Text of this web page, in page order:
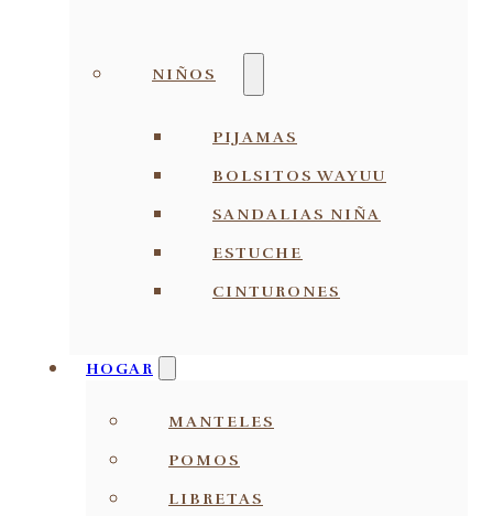
NIÑOS
PIJAMAS
BOLSITOS WAYUU
SANDALIAS NIÑA
ESTUCHE
CINTURONES
HOGAR
MANTELES
POMOS
LIBRETAS